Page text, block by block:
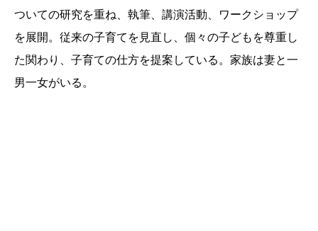
ついての研究を重ね、執筆、講演活動、ワークショップ
を展開。従来の子育てを見直し、個々の子どもを尊重し
た関わり、子育ての仕方を提案している。家族は妻と一
男一女がいる。